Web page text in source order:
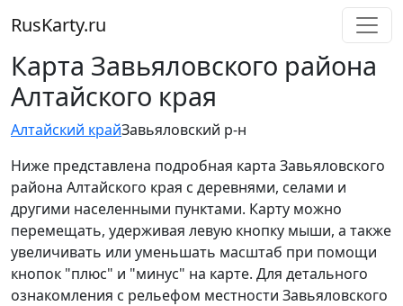
RusKarty.ru
Карта Завьяловского района
Алтайского края
Алтайский крайЗавьяловский р-н
Ниже представлена подробная карта Завьяловского
района Алтайского края с деревнями, селами и
другими населенными пунктами. Карту можно
перемещать, удерживая левую кнопку мыши, а также
увеличивать или уменьшать масштаб при помощи
кнопок "плюс" и "минус" на карте. Для детального
ознакомления с рельефом местности Завьяловского